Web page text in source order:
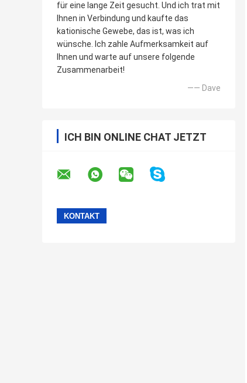
für eine lange Zeit gesucht. Und ich trat mit
Ihnen in Verbindung und kaufte das
kationische Gewebe, das ist, was ich
wünsche. Ich zahle Aufmerksamkeit auf
Ihnen und warte auf unsere folgende
Zusammenarbeit!
—— Dave
ICH BIN ONLINE CHAT JETZT